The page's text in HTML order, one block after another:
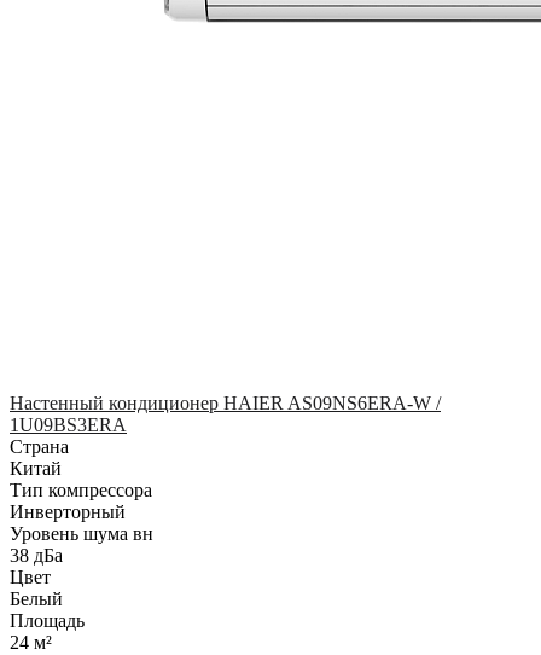
Настенный кондиционер HAIER AS09NS6ERA-W /
1U09BS3ERA
Страна
Китай
Тип компрессора
Инверторный
Уровень шума вн
38 дБа
Цвет
Белый
Площадь
24 м²